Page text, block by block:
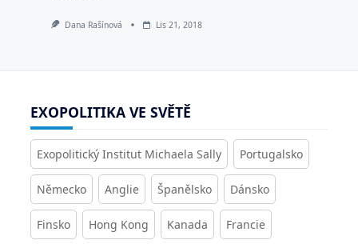
Dana Rašínová Lis 21, 2018
EXOPOLITIKA VE SVĚTĚ
Exopolitický Institut Michaela Sally Portugalsko
Německo Anglie Španělsko Dánsko
Finsko Hong Kong Kanada Francie